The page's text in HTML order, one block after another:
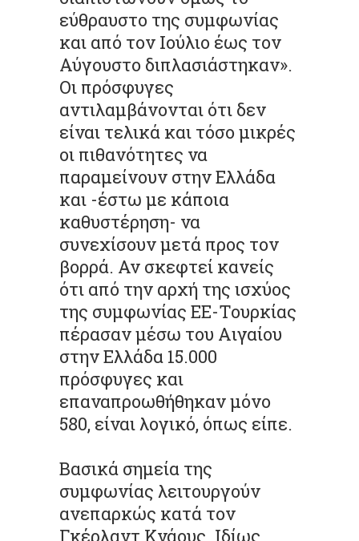
εύθραυστο της συμφωνίας
και από τον Ιούλιο έως τον
Αύγουστο διπλασιάστηκαν».
Οι πρόσφυγες
αντιλαμβάνονται ότι δεν
είναι τελικά και τόσο μικρές
οι πιθανότητες να
παραμείνουν στην Ελλάδα
και -έστω με κάποια
καθυστέρηση- να
συνεχίσουν μετά προς τον
βορρά. Αν σκεφτεί κανείς
ότι από την αρχή της ισχύος
της συμφωνίας ΕΕ-Τουρκίας
πέρασαν μέσω του Αιγαίου
στην Ελλάδα 15.000
πρόσφυγες και
επαναπροωθήθηκαν μόνο
580, είναι λογικό, όπως είπε.
Βασικά σημεία της
συμφωνίας λειτουργούν
ανεπαρκώς κατά τον
Γκέρλαντ Κνάους. Ιδίως